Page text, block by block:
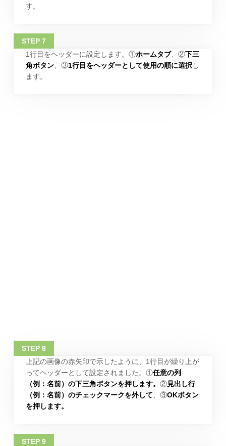
す。
1行目をヘッダーに設定します。①ホームタブ、②下三
角ボタン、③1行目をヘッダーとして使用の順に選択し
ます。
上記の画像の赤矢印で示したように、1行目が繰り上が
ってヘッダーとして設定されました。①任意の列
（例：名前）の下三角ボタンを押します。 ②見出し行
（例：名前）のチェックマークを外して、③OKボタン
を押します。